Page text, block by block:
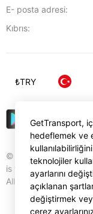
E- posta adresi:
Kıbrıs:
© Gettransport
is trademark of
All rights reserved.
₺TRY
GetTransport,
hedeflemek ve
teknolojiler
ayarlarını
açıklanan
değiştirmek
çerez